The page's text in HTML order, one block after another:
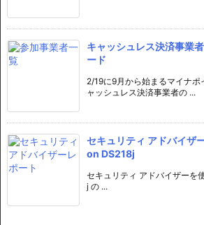
キャッシュレス決済事業
ード
2/19に9月から始まるマイナ
ャッシュレス決済事業者の ...
セキュリティ アドバイ
on DS218j
セキュリティ アドバイザーを
j の ...